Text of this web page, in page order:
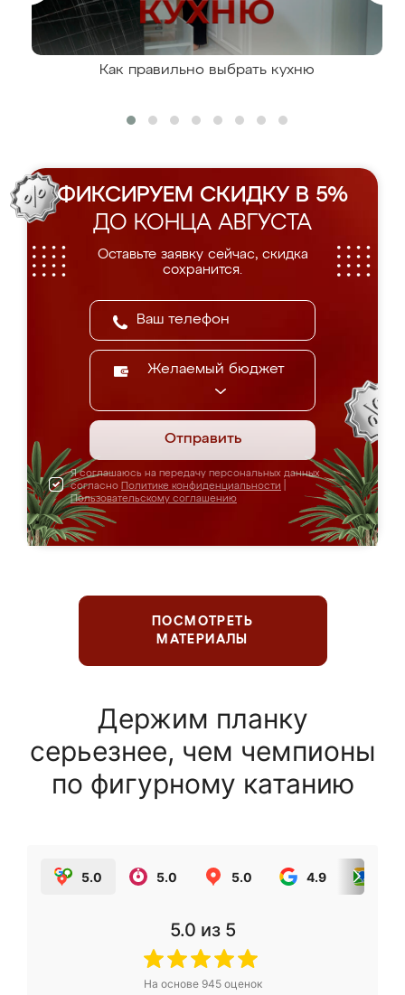
Как правильно выбрать кухню
ФИКСИРУЕМ СКИДКУ В 5%
ДО КОНЦА АВГУСТА
Оставьте заявку сейчас, скидка
сохранится.
Желаемый бюджет
Отправить
Я соглашаюсь на передачу персональных данных
согласно Политике конфиденциальности
Пользовательскому соглашению
ПОСМОТРЕТЬ
МАТЕРИАЛЫ
Держим планку
серьезнее, чем чемпионы
по фигурному катанию
5.0 5.0 5.0 4.9
5.0 из 5
На основе 945оценок